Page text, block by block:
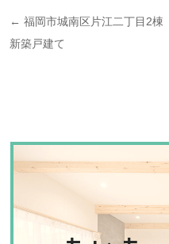
稿
シ
ョ
← 福岡市城南区片江二丁目2棟
新築戸建て